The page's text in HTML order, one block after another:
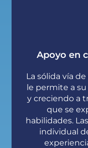
Apoyo en
La sólida vía
le permite a
y creciendo a
que se
habilidades.
individual